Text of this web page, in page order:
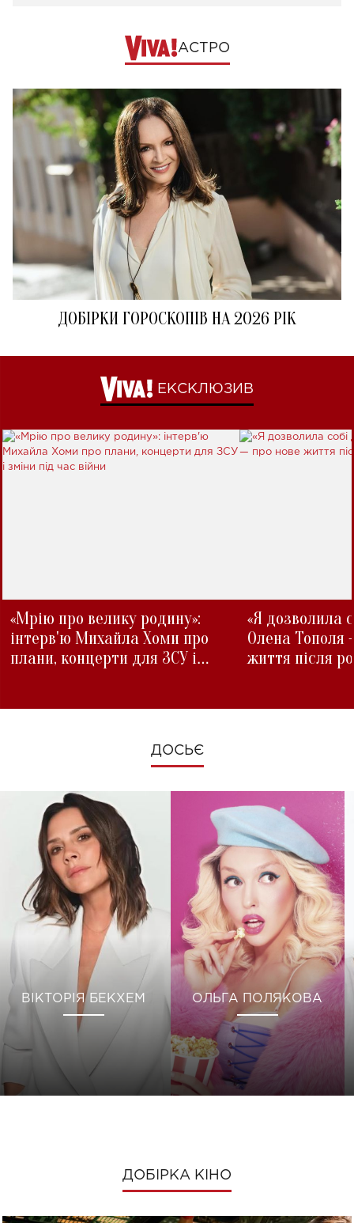
АСТРО
ДОБІРКИ ГОРОСКОПІВ НА 2026 РІК
ЕКСКЛЮЗИВ
«Мрію про велику родину»:
інтерв'ю Михайла Хоми про
плани, концерти для ЗСУ і
«Я дозволила
Олена Тополя
життя після
ДОСЬЄ
ВІКТОРІЯ БЕКХЕМ ОЛЬГА ПОЛЯКОВА
ДОБІРКА КІНО